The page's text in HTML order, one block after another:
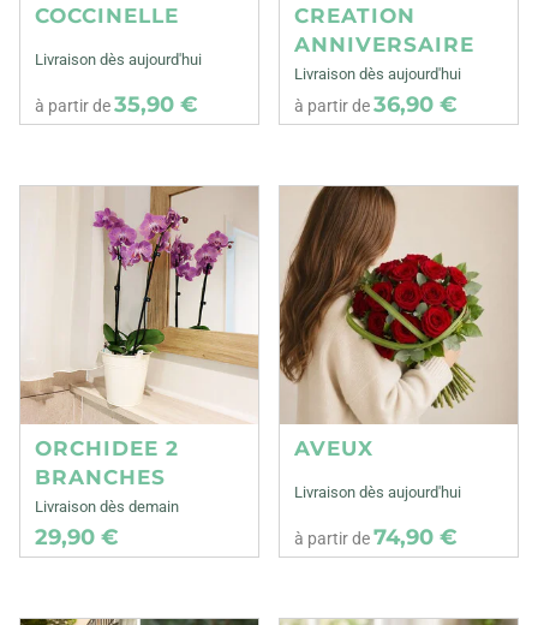
COCCINELLE
Livraison dès aujourd'hui
à partir de35,90 €
CREATION
ANNIVERSAIRE
Livraison dès aujourd'hui
à partir de36,90 €
ORCHIDEE 2
BRANCHES
Livraison dès demain
29,90 €
AVEUX
Livraison dès aujourd'hui
à partir de74,90 €